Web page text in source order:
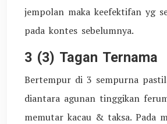
jempolan maka keefektifan yg
pada kontes sebelumnya.
3 (3) Tagan Ternama
Bertempur di 3 sempurna
diantara agunan tinggikan
memutar kacau & taksa. Pada